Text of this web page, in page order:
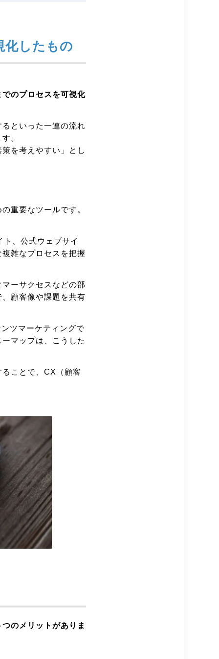
化したもの
のプロセスを可視化
といった一連の流れ
。
を考えやすい」とし
重要なツールです。
、公式ウェブサイ
雑なプロセスを把握
ーサクセスなどの部
顧客像や課題を共有
ツマーケティングで
マップは、こうした
ことで、CX（顧客
のメリットがありま